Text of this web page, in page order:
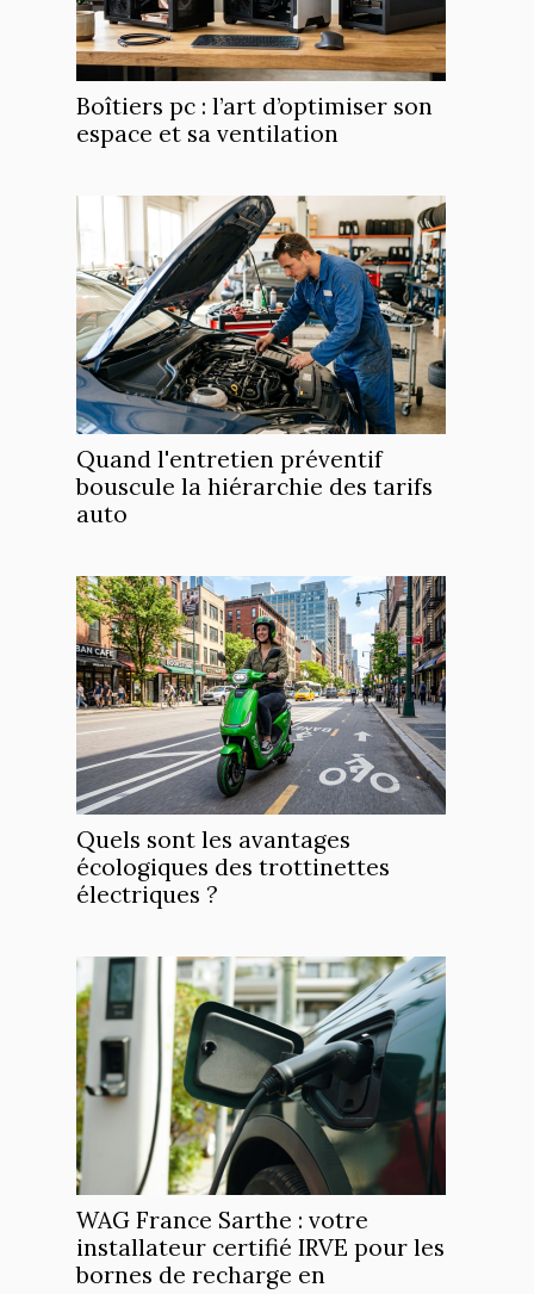
Boîtiers pc : l’art d’optimiser son
espace et sa ventilation
Quand l'entretien préventif
bouscule la hiérarchie des tarifs
auto
Quels sont les avantages
écologiques des trottinettes
électriques ?
WAG France Sarthe : votre
installateur certifié IRVE pour les
bornes de recharge en